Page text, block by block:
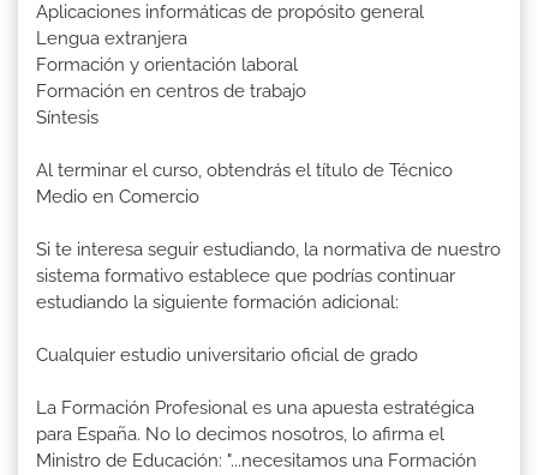
Aplicaciones informáticas de propósito general
Lengua extranjera
Formación y orientación laboral
Formación en centros de trabajo
Síntesis
Al terminar el curso, obtendrás el título de Técnico
Medio en Comercio
Si te interesa seguir estudiando, la normativa de nuestro
sistema formativo establece que podrías continuar
estudiando la siguiente formación adicional:
Cualquier estudio universitario oficial de grado
La Formación Profesional es una apuesta estratégica
para España. No lo decimos nosotros, lo afirma el
Ministro de Educación: "...necesitamos una Formación